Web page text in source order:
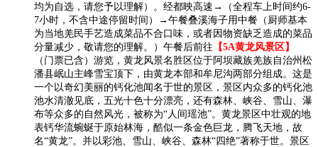
均为自选，请您予以理解）。经都映高速→（全程车上时间约6-
7小时，不含中途停留时间）→午餐叠溪海子用中餐（厨师基本
为当地羌民手艺造成菜品不合口味，或者因物资缺乏造成的菜品
分量减少，敬请您的理解。）午餐后前往 【5A黄龙风景区】
（门票已含）游览，黄龙风景名胜区位于阿坝藏族羌族自治州松
潘县岷山主峰雪宝顶下，由黄龙本部和牟尼沟两部分组成。这是
一个以奇幻美丽的钙化池闻名于世的景区，景区内众多的钙化池
池水清澈见底，五光十色十分漂亮，还有森林、峡谷、雪山、瀑
布等众多的自然风光，被称为“人间瑶池”。黄龙景区中壮观的地
表钙华流蜿蜒于原始林海，酷似一条金色巨龙，腾飞天地，故
名“黄龙”。并以彩池、雪山、峡谷、森林“四绝”著称于世。景区